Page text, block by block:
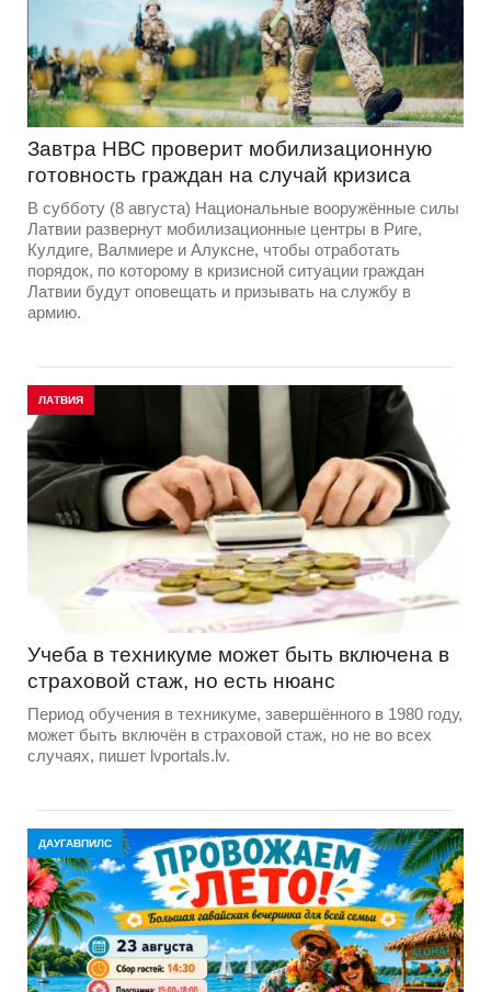
Завтра НВС проверит мобилизационную
готовность граждан на случай кризиса
В субботу (8 августа) Национальные вооружённые силы
Латвии развернут мобилизационные центры в Риге,
Кулдиге, Валмиере и Алуксне, чтобы отработать
порядок, по которому в кризисной ситуации граждан
Латвии будут оповещать и призывать на службу в
армию.
ЛАТВИЯ
Учеба в техникуме может быть включена в
страховой стаж, но есть нюанс
Период обучения в техникуме, завершённого в 1980 году,
может быть включён в страховой стаж, но не во всех
случаях, пишет lvportals.lv.
ДАУГАВПИЛС